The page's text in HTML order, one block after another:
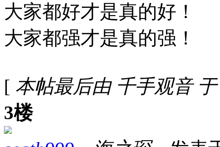
大家都好才是真的好！
大家都强才是真的强！
[ 本帖最后由 千手观音
3楼